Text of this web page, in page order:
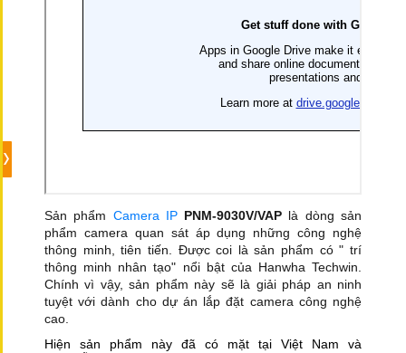
Sản phẩm Camera IP PNM-9030V/VAP là dòng sản
phẩm camera quan sát áp dụng những công nghệ
thông minh, tiên tiến. Được coi là sản phẩm có " trí
thông minh nhân tạo" nổi bật của Hanwha Techwin.
Chính vì vậy, sản phẩm này sẽ là giải pháp an ninh
tuyệt với dành cho dự án lắp đặt camera công nghệ
cao.
Hiện sản phẩm này đã có mặt tại Việt Nam và